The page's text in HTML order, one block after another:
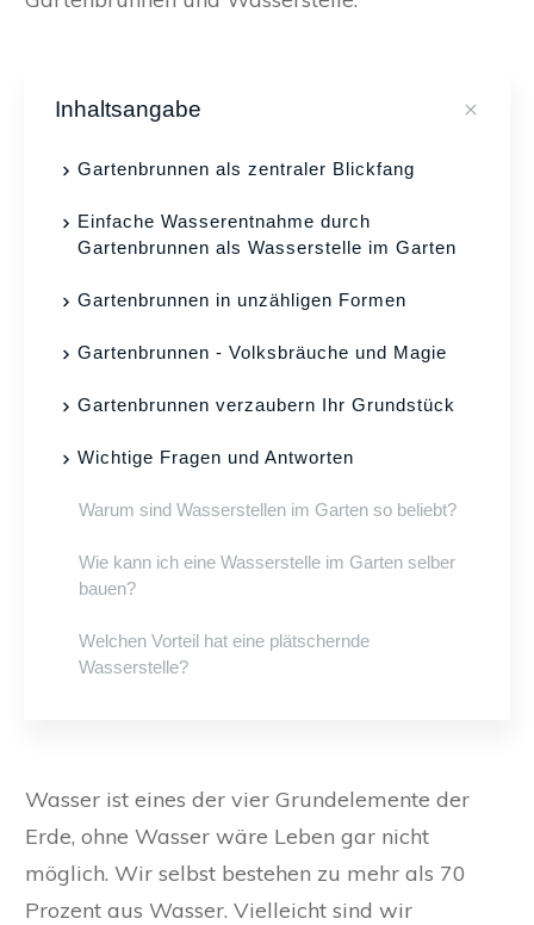
Inhaltsangabe
Gartenbrunnen als zentraler Blickfang
Einfache Wasserentnahme durch
Gartenbrunnen als Wasserstelle im Garten
Gartenbrunnen in unzähligen Formen
Gartenbrunnen - Volksbräuche und Magie
Gartenbrunnen verzaubern Ihr Grundstück
Wichtige Fragen und Antworten
Warum sind Wasserstellen im Garten so beliebt?
Wie kann ich eine Wasserstelle im Garten selber
bauen?
Welchen Vorteil hat eine plätschernde
Wasserstelle?
Wasser ist eines der vier Grundelemente der
Erde, ohne Wasser wäre Leben gar nicht
möglich. Wir selbst bestehen zu mehr als 70
Prozent aus Wasser. Vielleicht sind wir